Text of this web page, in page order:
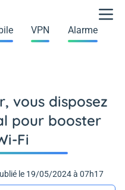
VPN Alarme
vous disposez
pour booster
Fi
le 19/05/2024 à 07h17